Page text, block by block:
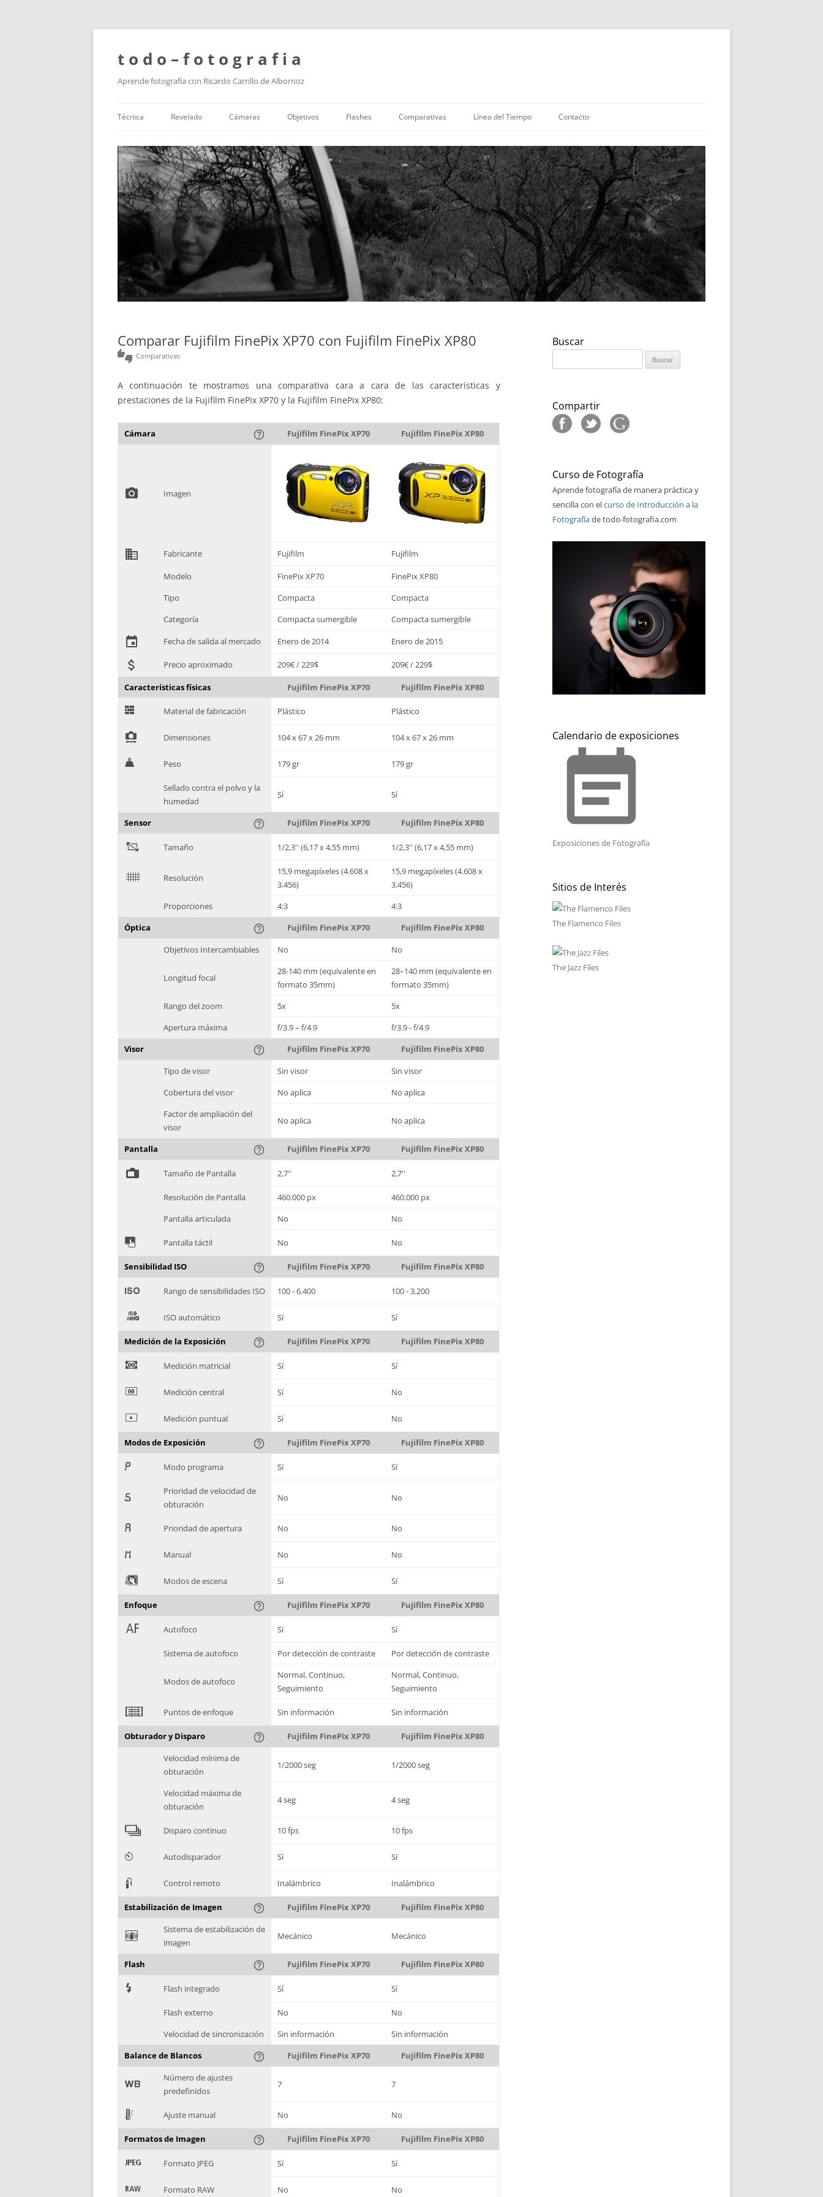
t o d o – f o t o g r a f i a
Aprende fotografía con Ricardo Carrillo de Albornoz
al
contenido
Técnica Revelado Cámaras Objetivos Flashes Comparativas Línea del Tiempo Contacto
Comparar Fujifilm FinePix XP70 con Fujifilm FinePix XP80
thumbs_up_down Comparativas
A continuación te mostramos una comparativa cara a cara de las características y
prestaciones de la Fujifilm FinePix XP70 y la Fujifilm FinePix XP80:
Cámara help_outline Fujifilm FinePix XP70 Fujifilm FinePix XP80
photo_camera Imagen
domain Fabricante Fujifilm Fujifilm
Modelo FinePix XP70
FinePix XP80
Tipo
Compacta
Compacta
Categoría
Compacta sumergible Compacta sumergible
event Fecha de salida al mercado Enero de 2014 Enero de 2015
attach_money Precio aproximado 209€ / 229$ 209€ / 229$
Características físicas Fujifilm FinePix XP70 Fujifilm FinePix XP80
G Material de fabricación Plástico Plástico
! Dimensiones 104 x 67 x 26 mm 104 x 67 x 26 mm
H Peso 179 gr 179 gr
Sellado contra el polvo y la
humedad
Sí Sí
Sensor help_outline Fujifilm FinePix XP70 Fujifilm FinePix XP80
" Tamaño 1/2,3'' (6,17 x 4,55 mm) 1/2,3'' (6,17 x 4,55 mm)
$ Resolución
15,9 megapíxeles (4.608 x
3.456)
15,9 megapíxeles (4.608 x
3.456)
Proporciones
4:3
4:3
Óptica
help_outline Fujifilm FinePix XP70
Fujifilm FinePix XP80
Objetivos Intercambiables
No No
Longitud focal
28-140 mm (equivalente en
formato 35mm)
28–140 mm (equivalente en
formato 35mm)
Rango del zoom
5x
5x
Apertura máxima
f/3.9 – f/4.9
f/3.9 - f/4.9
Visor
help_outline Fujifilm FinePix XP70
Fujifilm FinePix XP80
Tipo de visor
Sin visor
Sin visor
Cobertura del visor
No aplica
No aplica
Factor de ampliación del
visor
No aplica No aplica
Pantalla help_outline Fujifilm FinePix XP70 Fujifilm FinePix XP80
% Tamaño de Pantalla 2,7'' 2,7''
Resolución de Pantalla 460.000 px
460.000 px
Pantalla articulada
No No
& Pantalla táctil No No
Sensibilidad ISO help_outline Fujifilm FinePix XP70 Fujifilm FinePix XP80
' Rango de sensibilidades ISO 100 - 6.400 100 - 3.200
( ISO automático Sí Sí
Medición de la Exposición help_outline Fujifilm FinePix XP70 Fujifilm FinePix XP80
) Medición matricial Sí Sí
* Medición central Sí No
+ Medición puntual Sí No
Modos de Exposición help_outline Fujifilm FinePix XP70 Fujifilm FinePix XP80
, Modo programa Sí Sí
-
Prioridad de velocidad de
obturación
No No
. Prioridad de apertura No No
/ Manual No No
0 Modos de escena Sí Sí
Enfoque help_outline Fujifilm FinePix XP70 Fujifilm FinePix XP80
1 Autofoco Sí Sí
Sistema de autofoco Por detección de contraste Por detección de contraste
Modos de autofoco
Normal, Continuo,
Seguimiento
Normal, Continuo,
Seguimiento
2 Puntos de enfoque Sin información Sin información
Obturador y Disparo help_outline Fujifilm FinePix XP70
Fujifilm FinePix XP80
Velocidad mínima de
obturación
1/2000 seg 1/2000 seg
Velocidad máxima de
obturación
4 seg 4 seg
4 Disparo continuo 10 fps 10 fps
6 Autodisparador Sí Sí
3 Control remoto Inalámbrico Inalámbrico
Estabilización de Imagen help_outline Fujifilm FinePix XP70 Fujifilm FinePix XP80
F
Sistema de estabilización de
imagen
Mecánico Mecánico
Flash help_outline Fujifilm FinePix XP70 Fujifilm FinePix XP80
7 Flash integrado Sí Sí
Flash externo No
No
Velocidad de sincronización
Sin información
Sin información
Balance de Blancos
help_outline Fujifilm FinePix XP70 Fujifilm FinePix XP80
9
Número de ajustes
predefinidos
7 7
E Ajuste manual No No
Formatos de Imagen help_outline Fujifilm FinePix XP70 Fujifilm FinePix XP80
: Formato JPEG Sí Sí
; Formato RAW No No
Buscar
Compartir
Curso de Fotografía
Aprende fotografía de manera práctica y
sencilla con elcurso de Introducción a la
Fotografíade todo-fotografia.com
Calendario de exposiciones
event_note
Exposiciones de Fotografía
Sitios de Interés
The Flamenco Files
The Jazz Files